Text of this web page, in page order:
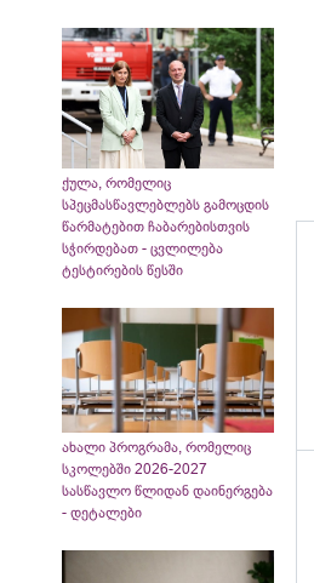
ქულა, რომელიც
სპეცმასწავლებლებს გამოცდის
წარმატებით ჩაბარებისთვის
სჭირდებათ - ცვლილება
ტესტირების წესში
ახალი პროგრამა, რომელიც
სკოლებში 2026-2027
სასწავლო წლიდან დაინერგება
- დეტალები